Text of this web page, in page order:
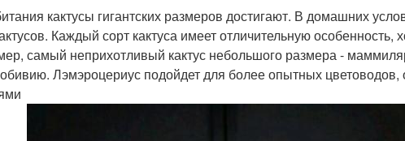
кактусы гигантских размеров достигают. В домашних
Каждый сорт кактуса имеет отличительную особенность,
самый неприхотливый кактус небольшого размера -
Лэмэроцериус подойдет для более опытных цветоводов,